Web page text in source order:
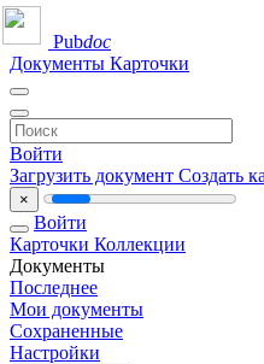
Pubdoc
Документы Карточки
Войти
Загрузить документ Создать
×
Войти
Карточки Коллекции
Документы
Последнее
Мои документы
Сохраненные
Настройки